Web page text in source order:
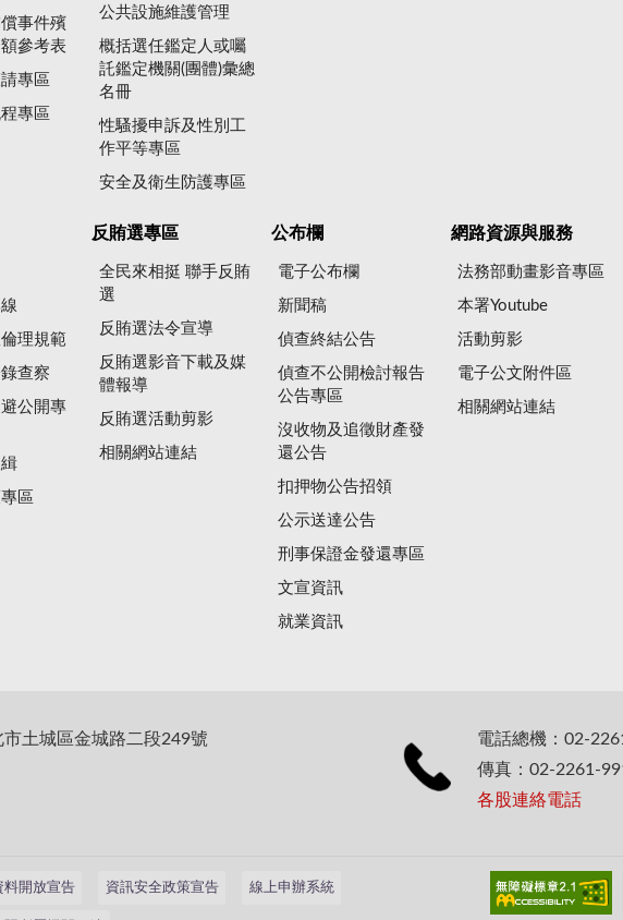
事件殯
參考表
專區
專區
公共設施維護管理
概括選任鑑定人或囑
託鑑定機關(團體)彙總
名冊
性騷擾申訴及性別工
作平等專區
安全及衛生防護專區
理規範
查察
公開專
區
反賄選專區
全民來相挺 聯手反賄
選
反賄選法令宣導
反賄選影音下載及媒
體報導
反賄選活動剪影
相關網站連結
公布欄
電子公布欄
新聞稿
偵查終結公告
偵查不公開檢討報告
公告專區
沒收物及追徵財產發
還公告
扣押物公告招領
公示送達公告
刑事保證金發還專區
文宣資訊
就業資訊
網路資源與服務
法務部動畫影音專區
本署Youtube
活動剪影
電子公文附件區
相關網站連結
土城區金城路二段249號
電話總機：02-
傳真：02-2261-
各股連絡電話
料開放宣告 資訊安全政策宣告 線上申辦系統